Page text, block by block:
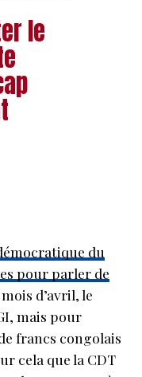
le
du
pour parler de
d’avril, le
mais pour
francs congolais
cela que la CDT